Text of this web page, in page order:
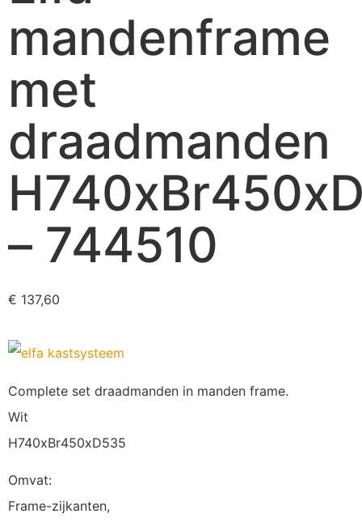
mandenframe
met
draadmanden
– 744510
€ 137,60
Complete set draadmanden in manden frame.
Wit
H740xBr450xD535
Omvat:
Frame-zijkanten,